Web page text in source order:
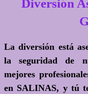
Diversión
La diversión está
la seguridad de
mejores
en SALINAS, y tú